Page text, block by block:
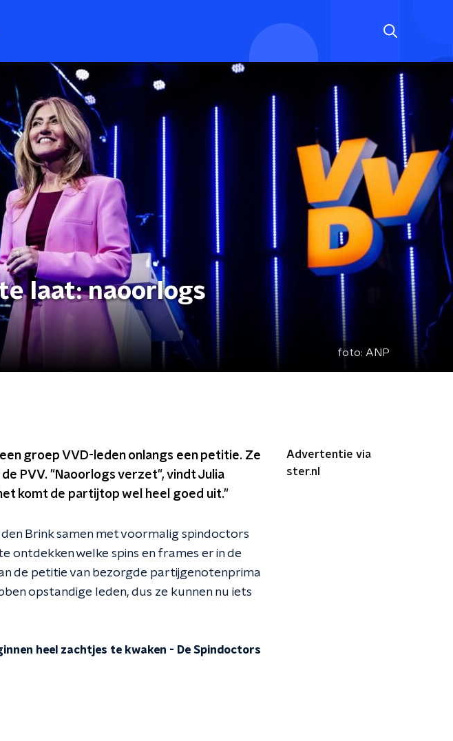
laat: naoorlogs
foto: ANP
groep VVD-leden onlangs een petitie. Ze
PVV. "Naoorlogs verzet", vindt Julia
komt de partijtop wel heel goed uit."
Brink samen met voormalig spindoctors
ontdekken welke spins en frames er in de
de petitie van bezorgde partijgenotenprima
opstandige leden, dus ze kunnen nu iets
heel zachtjes te kwaken - De Spindoctors
Advertentie via
ster.nl